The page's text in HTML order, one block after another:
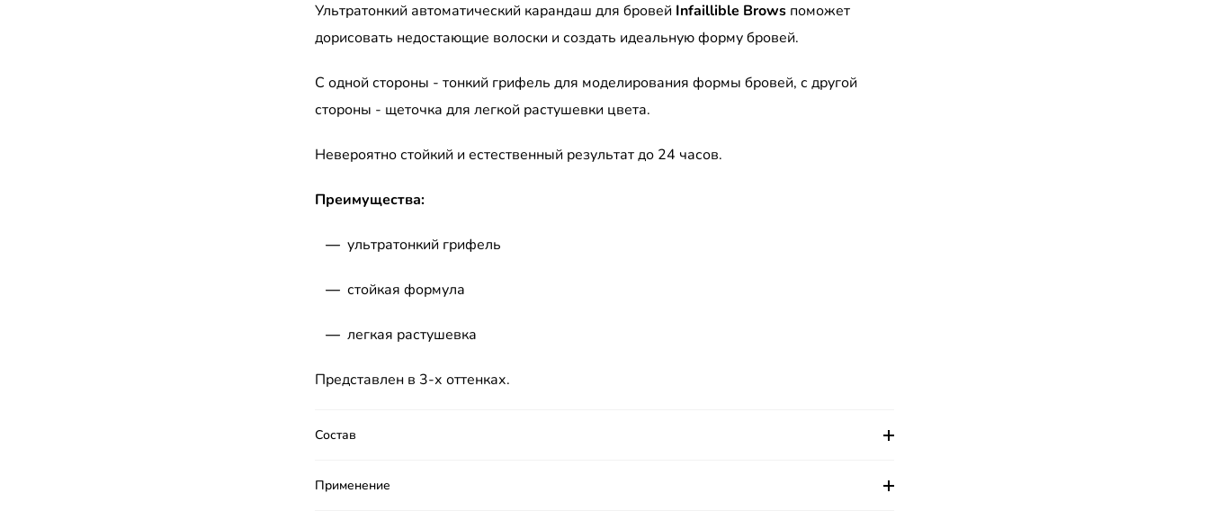
Ультратонкий автоматический карандаш для бровей Infaillible Brows поможет
дорисовать недостающие волоски и создать идеальную форму бровей.
С одной стороны - тонкий грифель для моделирования формы бровей, с другой
стороны - щеточка для легкой растушевки цвета.
Невероятно стойкий и естественный результат до 24 часов.
Преимущества:
— ультратонкий грифель
— стойкая формула
— легкая растушевка
Представлен в 3-х оттенках.
Состав
Применение